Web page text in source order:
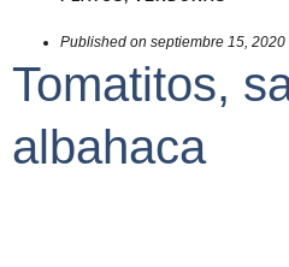
Published on septiembre 15, 2020
Tomatitos,
albahaca